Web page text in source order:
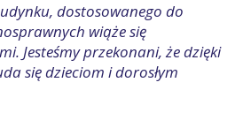
dostosowanego do
wiąże się
Jesteśmy przekonani, że dzięki
się dzieciom i dorosłym